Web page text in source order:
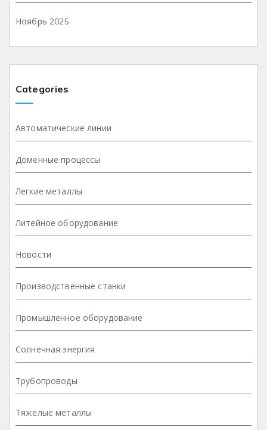
Ноябрь 2025
Categories
Автоматические линии
Доменные процессы
Легкие металлы
Литейное оборудование
Новости
Производственные станки
Промышленное оборудование
Солнечная энергия
Трубопроводы
Тяжелые металлы